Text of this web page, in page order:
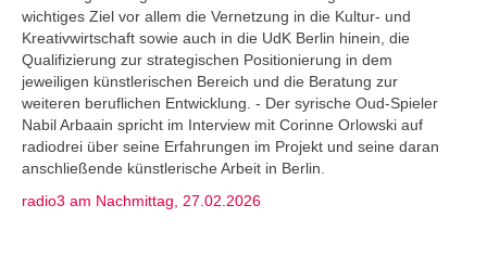
wichtiges Ziel vor allem die Vernetzung in die Kultur- und
Kreativwirtschaft sowie auch in die UdK Berlin hinein, die
Qualifizierung zur strategischen Positionierung in dem
jeweiligen künstlerischen Bereich und die Beratung zur
weiteren beruflichen Entwicklung. - Der syrische Oud-Spieler
Nabil Arbaain spricht im Interview mit Corinne Orlowski auf
radiodrei über seine Erfahrungen im Projekt und seine daran
anschließende künstlerische Arbeit in Berlin.
radio3 am Nachmittag, 27.02.2026